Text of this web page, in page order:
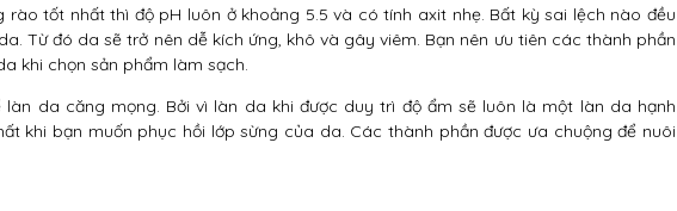
tốt nhất thì độ pH luôn ở khoảng 5.5 và có tính axit nhẹ. Bất kỳ sai lệch nào đều
Từ đó da sẽ trở nên dễ kích ứng, khô và gây viêm. Bạn nên ưu tiên các thành phần
khi chọn sản phẩm làm sạch.
da căng mọng. Bởi vì làn da khi được duy trì độ ẩm sẽ luôn là một làn da hạnh
khi bạn muốn phục hồi lớp sừng của da. Các thành phần được ưa chuộng để nuôi